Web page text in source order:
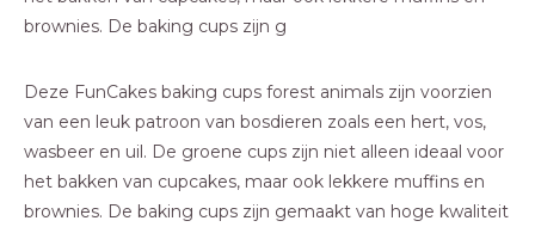
brownies. De baking cups zijn g
Deze FunCakes baking cups forest animals zijn voorzien
van een leuk patroon van bosdieren zoals een hert, vos,
wasbeer en uil. De groene cups zijn niet alleen ideaal voor
het bakken van cupcakes, maar ook lekkere muffins en
brownies. De baking cups zijn gemaakt van hoge kwaliteit